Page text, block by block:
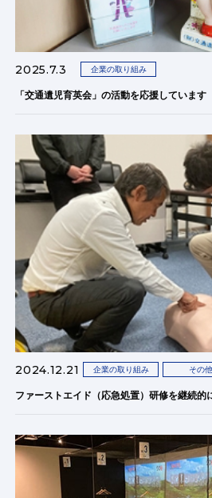
2025.7.3 企業の取り組み
「交通遺児育英会」の活動を応援しています
2024.12.21 企業の取り組み その他
ファーストエイド（応急処置）研修を継続的